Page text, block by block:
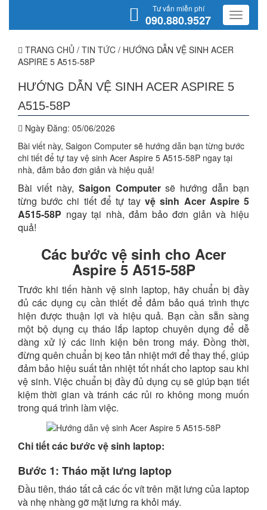
Tư vấn miễn phí
090.880.9527
TRANG CHỦ / TIN TỨC / HƯỚNG DẪN VỆ SINH ACER
ASPIRE 5 A515-58P
HƯỚNG DẪN VỆ SINH ACER ASPIRE 5
A515-58P
Ngày Đăng: 05/06/2026
Bài viết này, Saigon Computer sẽ hướng dẫn bạn từng bước
chi tiết để tự tay vệ sinh Acer Aspire 5 A515-58P ngay tại
nhà, đảm bảo đơn giản và hiệu quả!
Bài viết này, Saigon Computersẽ hướng dẫn bạn
từng bước chi tiết để tự tayvệ sinh Acer Aspire 5
A515-58P ngay tại nhà, đảm bảo đơn giản và hiệu
quả!
Các bước vệ sinh cho Acer
Aspire 5 A515-58P
Trước khi tiến hành vệ sinh laptop, hãy chuẩn bị đầy
đủ các dụng cụ cần thiết để đảm bảo quá trình thực
hiện được thuận lợi và hiệu quả. Bạn cần sẵn sàng
một bộ dụng cụ tháo lắp laptop chuyên dụng để dễ
dàng xử lý các linh kiện bên trong máy. Đồng thời,
đừng quên chuẩn bị keo tản nhiệt mới để thay thế, giúp
đảm bảo hiệu suất tản nhiệt tốt nhất cho laptop sau khi
vệ sinh. Việc chuẩn bị đầy đủ dụng cụ sẽ giúp bạn tiết
kiệm thời gian và tránh các rủi ro không mong muốn
trong quá trình làm việc.
Chi tiết các bước vệ sinh laptop:
Bước 1: Tháo mặt lưng laptop
Đầu tiên, tháo tất cả các ốc vít trên mặt lưng của laptop
và nhẹ nhàng gỡ mặt lưng ra khỏi máy.